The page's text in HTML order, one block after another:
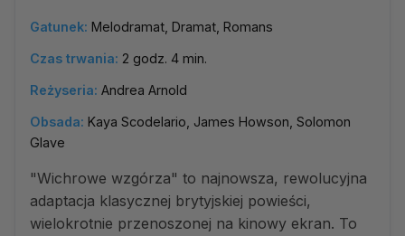
Gatunek: Melodramat, Dramat, Romans
Czas trwania: 2 godz. 4 min.
Reżyseria: Andrea Arnold
Obsada: Kaya Scodelario, James Howson, Solomon
Glave
"Wichrowe wzgórza" to najnowsza, rewolucyjna
adaptacja klasycznej brytyjskiej powieści,
wielokrotnie przenoszonej na kinowy ekran. To